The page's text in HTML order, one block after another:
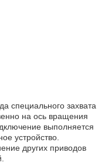
специального захвата
на ось вращения
выполняется
устройство.
других приводов